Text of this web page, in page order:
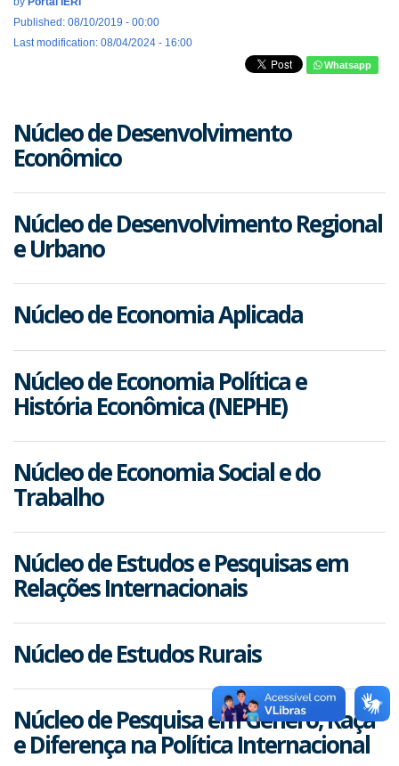
Published: 08/10/2019 - 00:00
Last modification: 08/04/2024 - 16:00
Whatsapp
Núcleo de Desenvolvimento
Econômico
Núcleo de Desenvolvimento Regional
e Urbano
Núcleo de Economia Aplicada
Núcleo de Economia Política e
História Econômica (NEPHE)
Núcleo de Economia Social e do
Trabalho
Núcleo de Estudos e Pesquisas em
Relações Internacionais
Núcleo de Estudos Rurais
Núcleo de Pesquisa em Gênero, Raça
e Diferença na Política Internacional